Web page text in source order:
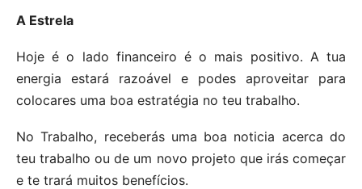
A Estrela
Hoje é o lado financeiro é o mais positivo. A tua
energia estará razoável e podes aproveitar para
colocares uma boa estratégia no teu trabalho.
No Trabalho, receberás uma boa noticia acerca do
teu trabalho ou de um novo projeto que irás começar
e te trará muitos benefícios.